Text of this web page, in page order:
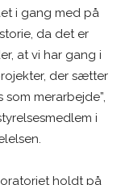
i gang med på
da det er
at vi har gang i
der sætter
merarbejde”,
i
holdt på